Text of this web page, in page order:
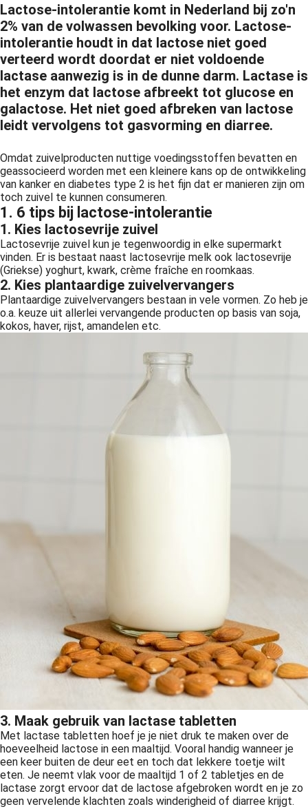
Lactose-intolerantie komt in Nederland bij zo'n
2% van de volwassen bevolking voor. Lactose-
intolerantie houdt in dat lactose niet goed
verteerd wordt doordat er niet voldoende
lactase aanwezig is in de dunne darm. Lactase is
het enzym dat lactose afbreekt tot glucose en
galactose. Het niet goed afbreken van lactose
leidt vervolgens tot gasvorming en diarree.
Omdat zuivelproducten nuttige voedingsstoffen bevatten en
geassocieerd worden met een kleinere kans op de ontwikkeling
van kanker en diabetes type 2 is het fijn dat er manieren zijn om
toch zuivel te kunnen consumeren.
1. 6 tips bij lactose-intolerantie
1. Kies lactosevrije zuivel
Lactosevrije zuivel kun je tegenwoordig in elke supermarkt
vinden. Er is bestaat naast lactosevrije melk ook lactosevrije
(Griekse) yoghurt, kwark, crème fraîche en roomkaas.
2. Kies plantaardige zuivelvervangers
Plantaardige zuivelvervangers bestaan in vele vormen. Zo heb je
o.a. keuze uit allerlei vervangende producten op basis van soja,
kokos, haver, rijst, amandelen etc.
3. Maak gebruik van lactase tabletten
Met lactase tabletten hoef je je niet druk te maken over de
hoeveelheid lactose in een maaltijd. Vooral handig wanneer je
een keer buiten de deur eet en toch dat lekkere toetje wilt
eten. Je neemt vlak voor de maaltijd 1 of 2 tabletjes en de
lactase zorgt ervoor dat de lactose afgebroken wordt en je zo
geen vervelende klachten zoals winderigheid of diarree krijgt.
gebruikt
te
de
Hierdoor
website-
van